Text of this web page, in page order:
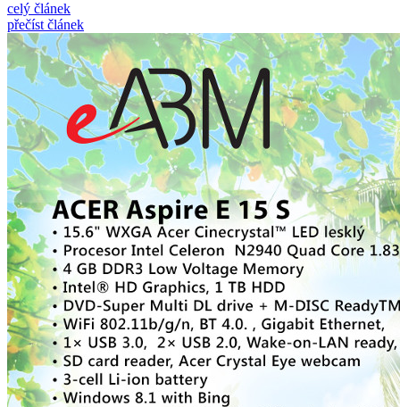
celý článek
přečíst článek